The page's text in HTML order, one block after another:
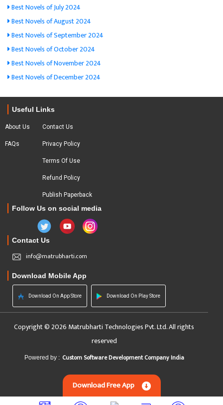
Best Novels of July 2024
Best Novels of August 2024
Best Novels of September 2024
Best Novels of October 2024
Best Novels of November 2024
Best Novels of December 2024
Useful Links
About Us
FAQs
Contact Us
Privacy Policy
Terms Of Use
Refund Policy
Publish Paperback
Follow Us on social media
Contact Us
info@matrubharti.com
Download Mobile App
Download On App Store Download On Play Store
Copyright © 2026 Matrubharti Technologies Pvt. Ltd. All rights
reserved
Powered by : Custom Software Development Company India
Download Free App